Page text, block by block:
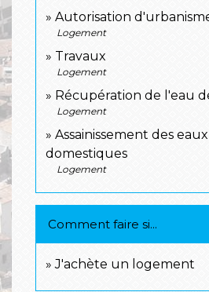
Autorisation
Logement
Travaux
Logement
Récupération de l'eau
Logement
Assainissement des
domestiques
Logement
Comment faire si...
J'achète un logement